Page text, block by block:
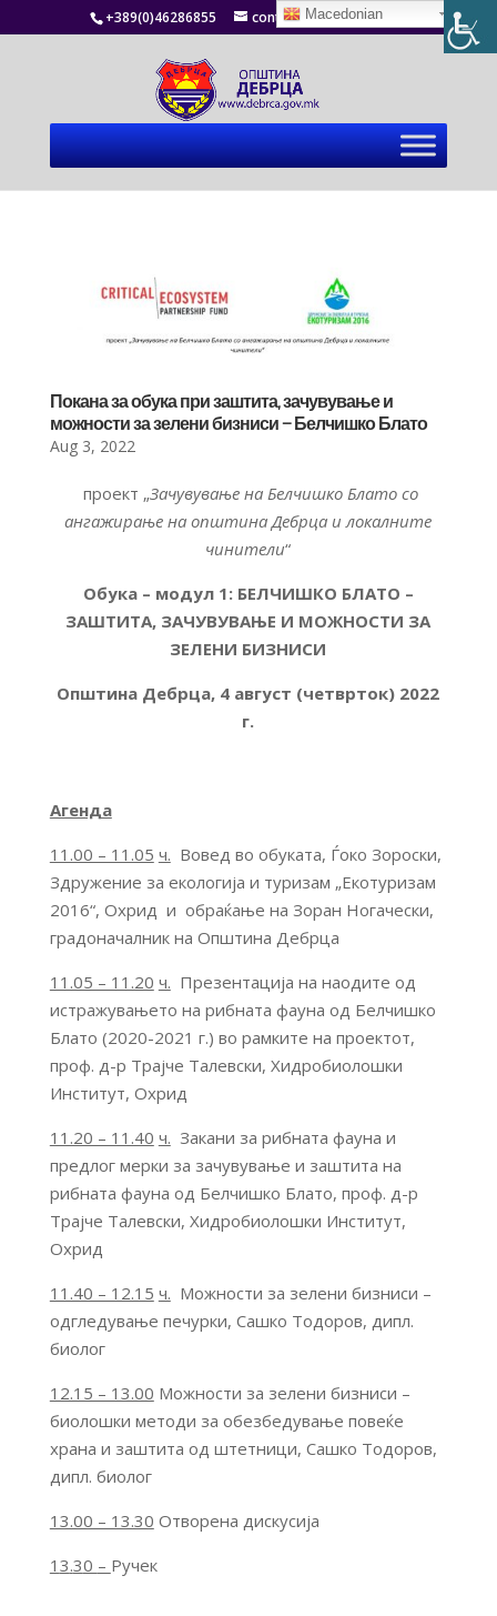
+389(0)46286855 contact@debrca.gov.mk
Покана за обука при заштита, зачувување и
можности за зелени бизниси – Белчишко Блато
Aug 3, 2022
проект „Зачувување на Белчишко Блато со
ангажирање на општина Дебрца и локалните
чинители“
Обука – модул 1: БЕЛЧИШКО БЛАТО –
ЗАШТИТА, ЗАЧУВУВАЊЕ И МОЖНОСТИ ЗА
ЗЕЛЕНИ БИЗНИСИ
Општина Дебрца, 4 август (четврток) 2022
г.
Агенда
11.00 – 11.05 ч. Вовед во обуката, Ѓоко Зороски,
Здружение за екологија и туризам „Екотуризам
2016“, Охрид и обраќање на Зоран Ногачески,
градоначалник на Општина Дебрца
11.05 – 11.20 ч. Презентација на наодите од
истражувањето на рибната фауна од Белчишко
Блато (2020-2021 г.) во рамките на проектот,
проф. д-р Трајче Талевски, Хидробиолошки
Институт, Охрид
11.20 – 11.40 ч. Закани за рибната фауна и
предлог мерки за зачувување и заштита на
рибната фауна од Белчишко Блато, проф. д-р
Трајче Талевски, Хидробиолошки Институт,
Охрид
11.40 – 12.15 ч. Можности за зелени бизниси –
одгледување печурки, Сашко Тодоров, дипл.
биолог
12.15 – 13.00 Можности за зелени бизниси –
биолошки методи за обезбедување повеќе
храна и заштита од штетници, Сашко Тодоров,
дипл. биолог
13.00 – 13.30 Отворена дискусија
1 3.30 – Ручек
Macedonian